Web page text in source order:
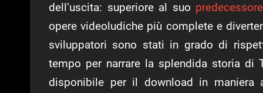
dell’uscita: superiore al suo predecessore
opere videoludiche più complete e
sviluppatori sono stati in grado di
tempo per narrare la splendida storia di
disponibile per il download in maniera